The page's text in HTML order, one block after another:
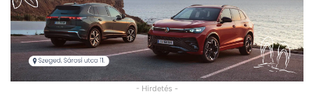
- Hirdetés -